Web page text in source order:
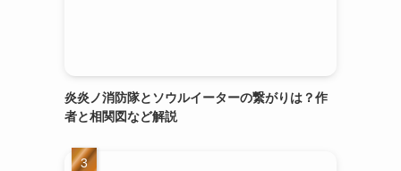
炎炎ノ消防隊とソウルイーターの繋がりは？作
者と相関図など解説